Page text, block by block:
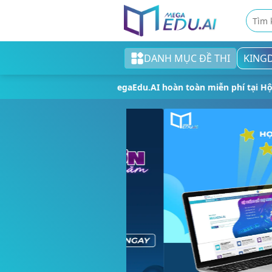
DANH MỤC ĐỀ THI
Khối tiểu học
Khối THCS
Khối THPT
Đề thi tốt nghiệp THPT
English test
Cao đẳng/Đại học
Thi ngân hàng
Trải nghiệm nền tảng MegaEdu.AI